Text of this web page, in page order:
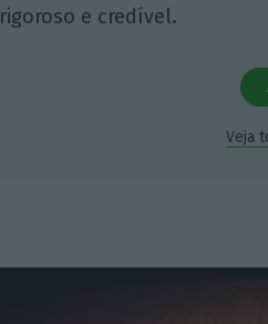
rigoroso e credível.
Veja